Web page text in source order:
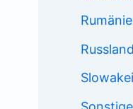
Russland
Slowakei